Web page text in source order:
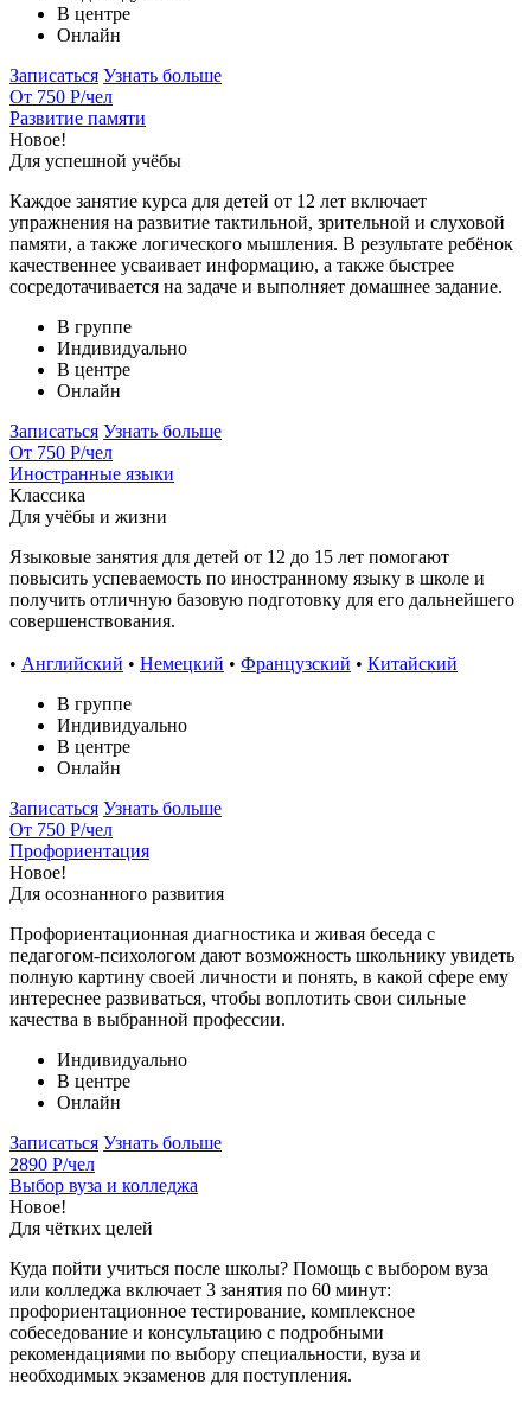
В центре
Онлайн
Записаться Узнать больше
От 750 Р/чел
Развитие памяти
Новое!
Для успешной учёбы
Каждое занятие курса для детей от 12 лет включает
упражнения на развитие тактильной, зрительной и слуховой
памяти, а также логического мышления. В результате ребёнок
качественнее усваивает информацию, а также быстрее
сосредотачивается на задаче и выполняет домашнее задание.
В группе
Индивидуально
В центре
Онлайн
Записаться Узнать больше
От 750 Р/чел
Иностранные языки
Классика
Для учёбы и жизни
Языковые занятия для детей от 12 до 15 лет помогают
повысить успеваемость по иностранному языку в школе и
получить отличную базовую подготовку для его дальнейшего
совершенствования.
• Английский • Немецкий • Французский • Китайский
В группе
Индивидуально
В центре
Онлайн
Записаться Узнать больше
От 750 Р/чел
Профориентация
Новое!
Для осознанного развития
Профориентационная диагностика и живая беседа с
педагогом-психологом дают возможность школьнику увидеть
полную картину своей личности и понять, в какой сфере ему
интереснее развиваться, чтобы воплотить свои сильные
качества в выбранной профессии.
Индивидуально
В центре
Онлайн
Записаться Узнать больше
2890 Р/чел
Выбор вуза и колледжа
Новое!
Для чётких целей
Куда пойти учиться после школы? Помощь с выбором вуза
или колледжа включает 3 занятия по 60 минут:
профориентационное тестирование, комплексное
собеседование и консультацию с подробными
рекомендациями по выбору специальности, вуза и
необходимых экзаменов для поступления.